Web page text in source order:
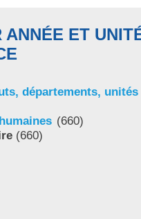
ANNÉE ET
départements,
(660)
(660)